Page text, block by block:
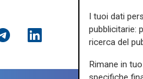
I tuoi dati
pubblicitarie:
ricerca del
Rimane in